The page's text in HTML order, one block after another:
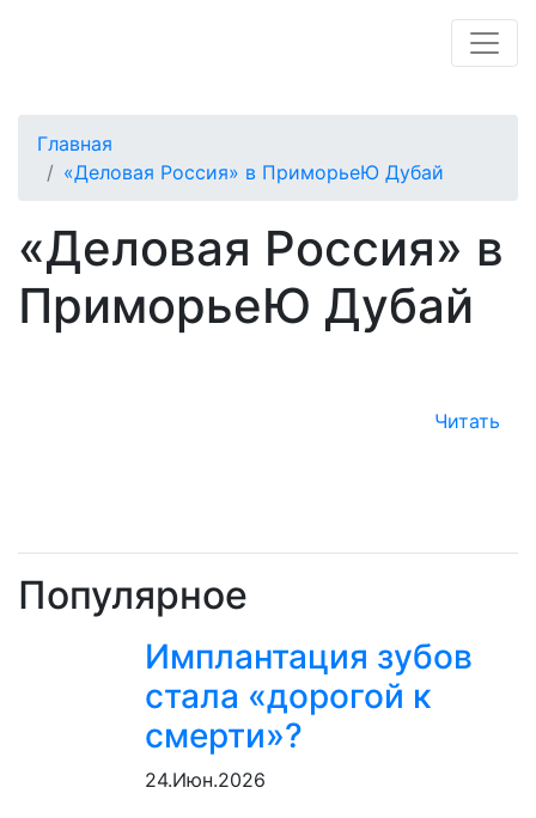
Главная
«Деловая Россия» в ПриморьеЮ Дубай
«Деловая Россия» в
ПриморьеЮ Дубай
Читать
Популярное
Имплантация зубов
стала «дорогой к
смерти»?
24.Июн.2026